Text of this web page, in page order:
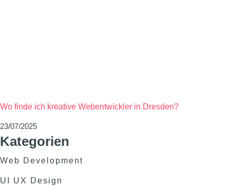
Wo finde ich kreative Webentwickler in Dresden?
23/07/2025
Kategorien
Web Development
UI UX Design